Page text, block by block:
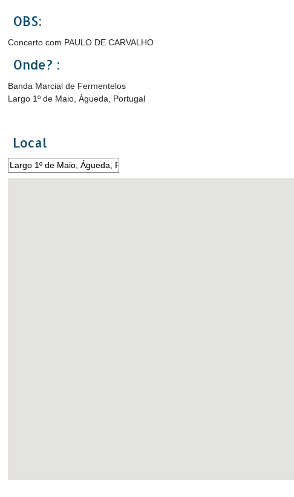
OBS:
Concerto com PAULO DE CARVALHO
Onde? :
Banda Marcial de Fermentelos
Largo 1º de Maio, Águeda, Portugal
Local